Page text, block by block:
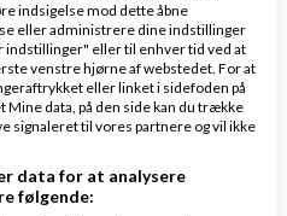
og arbejde (over 24
tilbage): 2,00 kr....Læs
indsigelse mod dette åbne
eller administrere dine indstillinger
indstillinger" eller til enhver tid ved at
venstre hjørne af webstedet. For at
eller linket i sidefoden på
data, på den side kan du trække
signaleret til vores partnere og vil ikke
data for at analysere
følgende: